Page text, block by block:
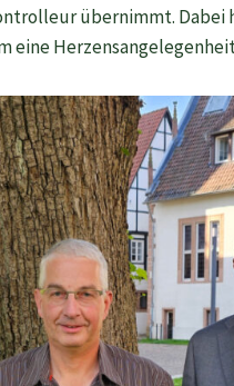
übernimmt. Dabei
eine